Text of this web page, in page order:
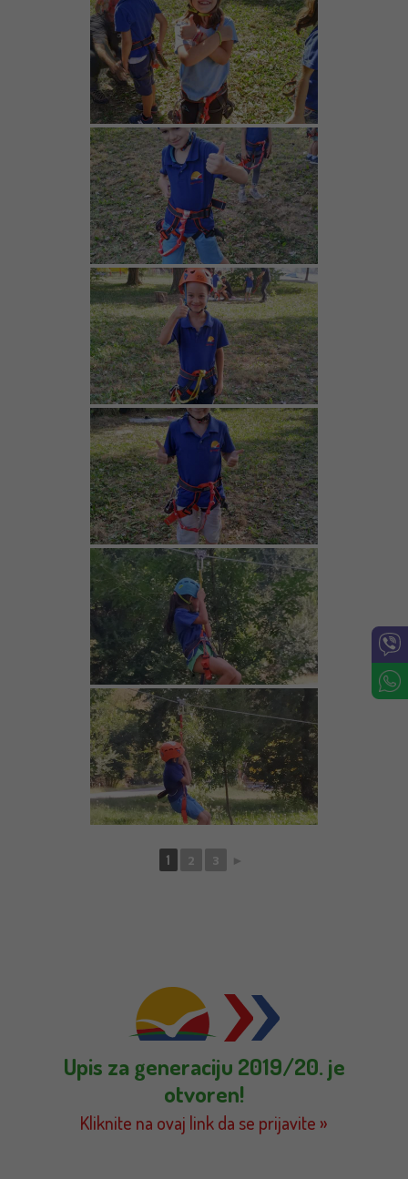
1 2 3 ►
Upis za generaciju 2019/20. je
otvoren!
Kliknite na ovaj link da se prijavite »